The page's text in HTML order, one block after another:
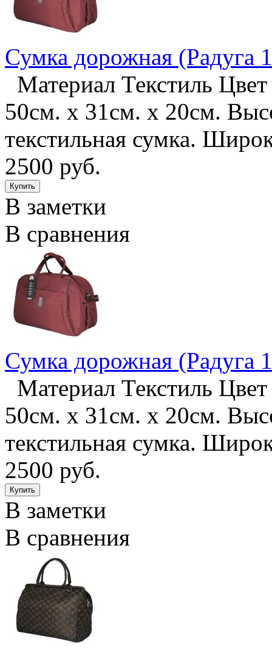
Сумка дорожная (Радуга
Материал Текстиль Цвет
50см. х 31см. х 20см.
текстильная сумка.
2500 руб.
В заметки
В сравнения
Сумка дорожная (Радуга
Материал Текстиль Цвет
50см. х 31см. х 20см.
текстильная сумка.
2500 руб.
В заметки
В сравнения